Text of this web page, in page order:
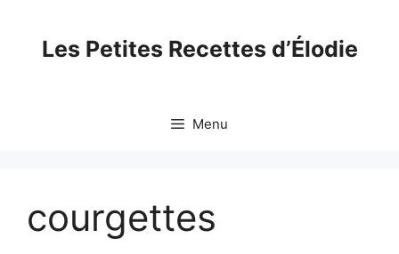
contentLes Petites Recettes d’Élodie
Menu
courgettes